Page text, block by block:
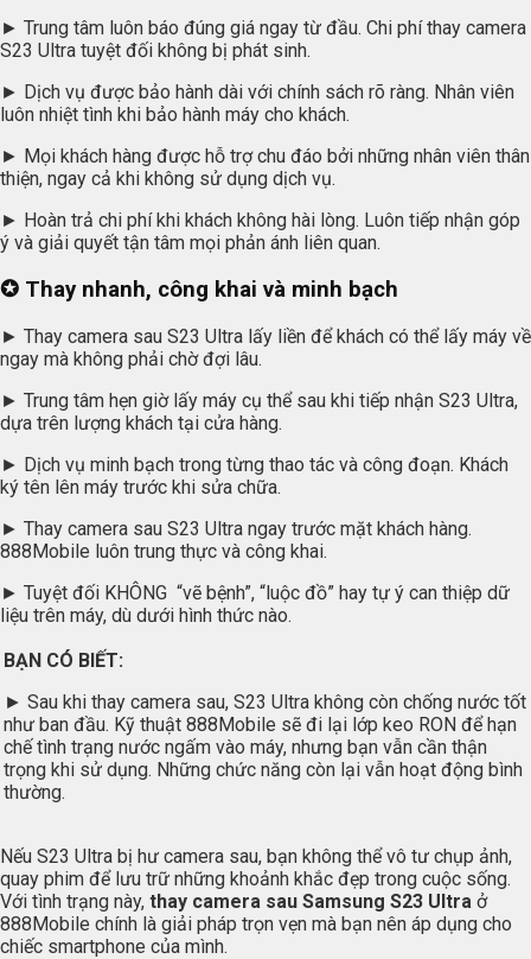
► Trung tâm luôn báo đúng giá ngay từ đầu. Chi phí thay camera
S23 Ultra tuyệt đối không bị phát sinh.
► Dịch vụ được bảo hành dài với chính sách rõ ràng. Nhân viên
luôn nhiệt tình khi bảo hành máy cho khách.
► Mọi khách hàng được hỗ trợ chu đáo bởi những nhân viên thân
thiện, ngay cả khi không sử dụng dịch vụ.
► Hoàn trả chi phí khi khách không hài lòng. Luôn tiếp nhận góp
ý và giải quyết tận tâm mọi phản ánh liên quan.
✪ Thay nhanh, công khai và minh bạch
► Thay camera sau S23 Ultra lấy liền để khách có thể lấy máy về
ngay mà không phải chờ đợi lâu.
► Trung tâm hẹn giờ lấy máy cụ thể sau khi tiếp nhận S23 Ultra,
dựa trên lượng khách tại cửa hàng.
► Dịch vụ minh bạch trong từng thao tác và công đoạn. Khách
ký tên lên máy trước khi sửa chữa.
► Thay camera sau S23 Ultra ngay trước mặt khách hàng.
888Mobile luôn trung thực và công khai.
► Tuyệt đối KHÔNG “vẽ bệnh”, “luộc đồ” hay tự ý can thiệp dữ
liệu trên máy, dù dưới hình thức nào.
BẠN CÓ BIẾT:
► Sau khi thay camera sau, S23 Ultra không còn chống nước tốt
như ban đầu. Kỹ thuật 888Mobile sẽ đi lại lớp keo RON để hạn
chế tình trạng nước ngấm vào máy, nhưng bạn vẫn cần thận
trọng khi sử dụng. Những chức năng còn lại vẫn hoạt động bình
thường.
Nếu S23 Ultra bị hư camera sau, bạn không thể vô tư chụp ảnh,
quay phim để lưu trữ những khoảnh khắc đẹp trong cuộc sống.
Với tình trạng này, thay camera sau Samsung S23 Ultra ở
888Mobile chính là giải pháp trọn vẹn mà bạn nên áp dụng cho
chiếc smartphone của mình.